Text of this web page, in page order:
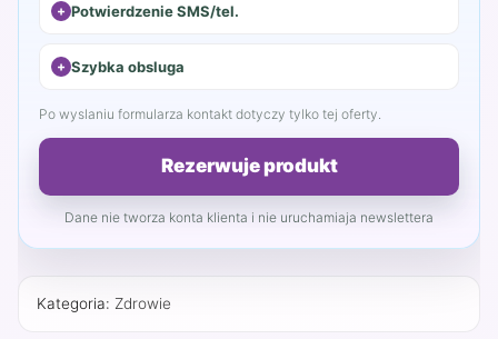
Potwierdzenie SMS/tel.
Szybka obsluga
Po wyslaniu formularza kontakt dotyczy tylko tej oferty.
Rezerwuje produkt
Dane nie tworza konta klienta i nie uruchamiaja newslettera
Kategoria: Zdrowie